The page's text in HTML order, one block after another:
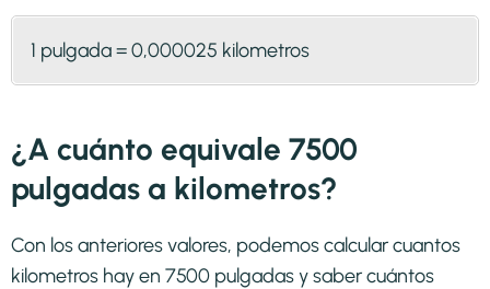
1 pulgada = 0,000025 kilometros
¿A cuánto equivale 7500
pulgadas a kilometros?
Con los anteriores valores, podemos calcular cuantos
kilometros hay en 7500 pulgadas y saber cuántos